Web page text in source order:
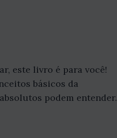
este livro é para você!
básicos da
podem entender.